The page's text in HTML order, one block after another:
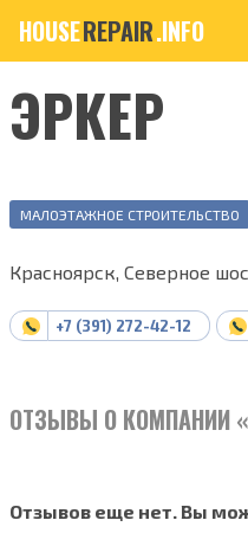
HOUSEREPAIR.INFO
ЭРКЕР
МАЛОЭТАЖНОЕ СТРОИТЕЛЬСТВО
Красноярск, Северное
+7 (391) 272-42-12
ОТЗЫВЫ О КОМПАНИИ
Отзывов еще нет. Вы